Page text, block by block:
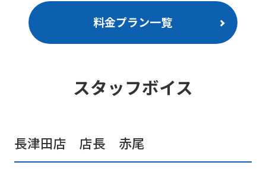
料金プラン一覧
スタッフボイス
長津田店 店長 赤尾